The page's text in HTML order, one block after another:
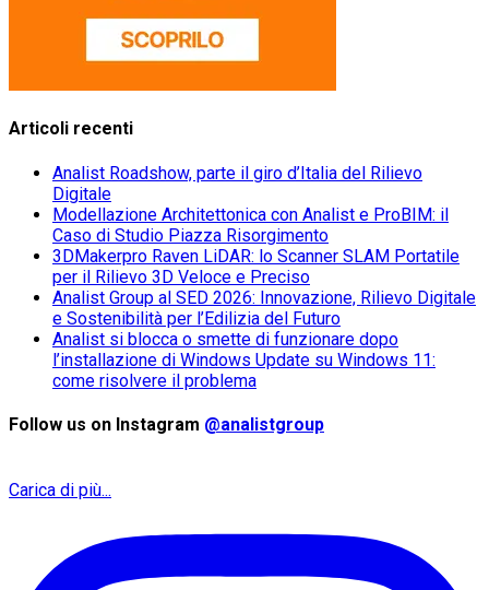
Articoli recenti
Analist Roadshow, parte il giro d’Italia del Rilievo
Digitale
Modellazione Architettonica con Analist e ProBIM: il
Caso di Studio Piazza Risorgimento
3DMakerpro Raven LiDAR: lo Scanner SLAM Portatile
per il Rilievo 3D Veloce e Preciso
Analist Group al SED 2026: Innovazione, Rilievo Digitale
e Sostenibilità per l’Edilizia del Futuro
Analist si blocca o smette di funzionare dopo
l’installazione di Windows Update su Windows 11:
come risolvere il problema
Follow us on Instagram @analistgroup
Carica di più...